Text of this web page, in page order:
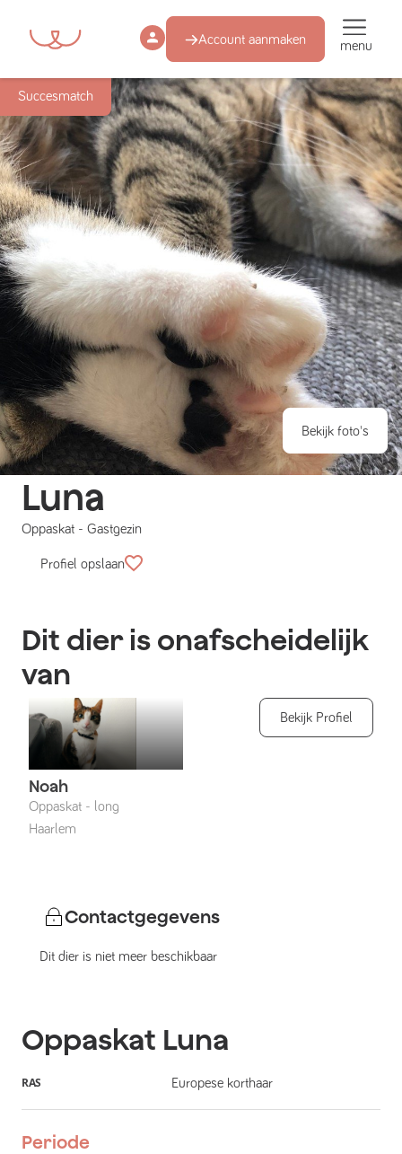
Account aanmaken menu
Succesmatch
Bekijk foto's
Luna
Oppaskat - Gastgezin
Profiel opslaan
Dit dier is onafscheidelijk
van
Noah
Oppaskat - long
Haarlem
Bekijk Profiel
Contactgegevens
Dit dier is niet meer beschikbaar
Oppaskat Luna
RAS Europese korthaar
Periode